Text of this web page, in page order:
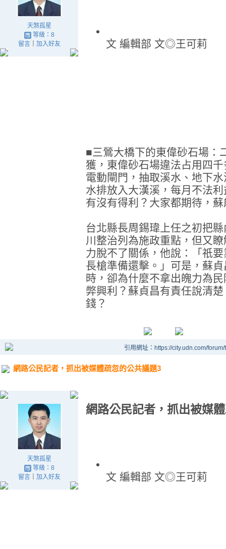
天煞孤星
等級：8
留言｜ 加入好友 文 編輯部 文◎王可莉
■三鶯大橋下的東偉砂石場：
獲，東偉砂石場違法占用四
電動閘門，抽取溪水、地下
水排放入大漢溪，每月不法
有沒有得利？大家都期待，
台北縣長周錫瑋上任之初把縣
川整治列為施政重點，但又
力脫不了關係，他說：「祇
長槍準備還擊。」可是，蘇
時，卻為什麼不拿出魄力為
弊興利？蘇貞昌有責任說清
錢？
引用網址：https://city.udn.com/
網路公民記者，抓出被媒體疏忽的公共議題3
天煞孤星
等級：8
留言｜ 加入好友
網路公民記者，抓出被媒
文 編輯部 文◎王可莉